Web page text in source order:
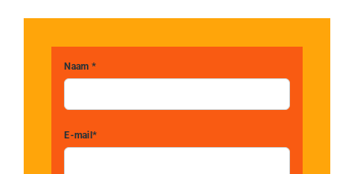
Naam *
E-mail*